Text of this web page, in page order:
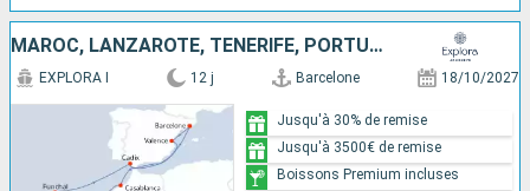
MAROC, LANZAROTE, TENERIFE, PORTUGAL, ESPAGNE
EXPLORA I 12 j Barcelone 18/10/2027
Jusqu'à 30% de remise
Jusqu'à 3500€ de remise
Boissons Premium incluses